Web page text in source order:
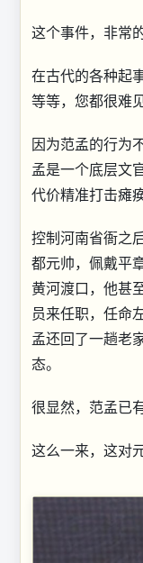
这个事件，非常
在古代的各种起
等等，您都很难见
因为范孟的行为
孟是一个底层文
代价精准打击瘫
控制河南省衙之
都元帅，佩戴平
黄河渡口，他甚
员来任职，任命
孟还回了一趟老
态。
很显然，范孟已
这么一来，这对